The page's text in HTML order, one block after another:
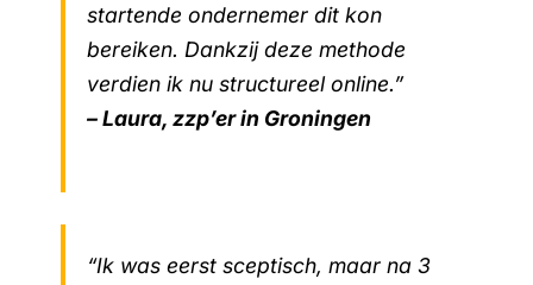
startende ondernemer dit kon
bereiken. Dankzij deze methode
verdien ik nu structureel online.”
– Laura, zzp’er in Groningen
“Ik was eerst sceptisch, maar na 3